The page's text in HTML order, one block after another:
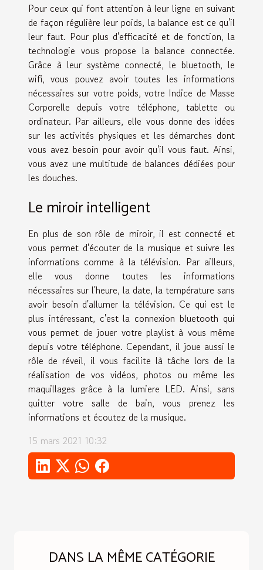
Pour ceux qui font attention à leur ligne en suivant
de façon régulière leur poids, la balance est ce qu'il
leur faut. Pour plus d'efficacité et de fonction, la
technologie vous propose la balance connectée.
Grâce à leur système connecté, le bluetooth, le
wifi, vous pouvez avoir toutes les informations
nécessaires sur votre poids, votre Indice de Masse
Corporelle depuis votre téléphone, tablette ou
ordinateur. Par ailleurs, elle vous donne des idées
sur les activités physiques et les démarches dont
vous avez besoin pour avoir qu'il vous faut. Ainsi,
vous avez une multitude de balances dédiées pour
les douches.
Le miroir intelligent
En plus de son rôle de miroir, il est connecté et
vous permet d'écouter de la musique et suivre les
informations comme à la télévision. Par ailleurs,
elle vous donne toutes les informations
nécessaires sur l'heure, la date, la température sans
avoir besoin d'allumer la télévision. Ce qui est le
plus intéressant, c'est la connexion bluetooth qui
vous permet de jouer votre playlist à vous même
depuis votre téléphone. Cependant, il joue aussi le
rôle de réveil, il vous facilite là tâche lors de la
réalisation de vos vidéos, photos ou même les
maquillages grâce à la lumiere LED. Ainsi, sans
quitter votre salle de bain, vous prenez les
informations et écoutez de la musique.
15 mars 2021 10:32
DANS LA MÊME CATÉGORIE